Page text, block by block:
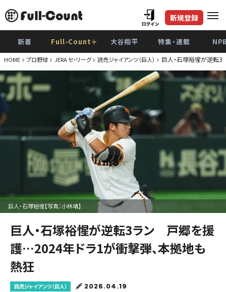
新規登録
新着 Full-Count＋ 大谷翔平 特集・連載
HOME プロ野球 JERA セ・リーグ 読売ジャイアンツ（巨人） 巨人・石塚裕惺が逆転
巨人・石塚裕惺【写真：小林靖】
巨人・石塚裕惺が逆転3ラン 戸郷を援
護…2024年ドラ1が衝撃弾、本拠地も
熱狂
読売ジャイアンツ（巨人） 2026.04.19